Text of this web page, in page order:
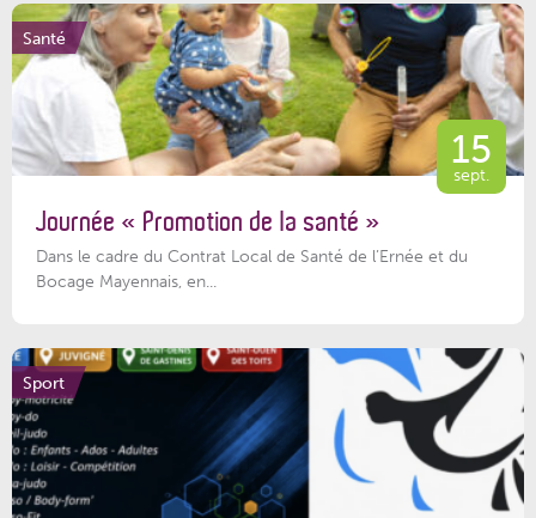
Santé
15
sept.
Journée « Promotion de la santé »
Dans le cadre du Contrat Local de Santé de l’Ernée et du
Bocage Mayennais, en...
Sport